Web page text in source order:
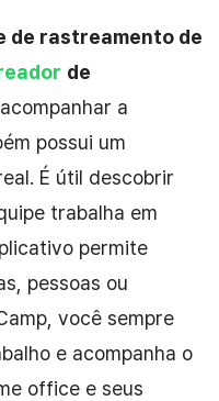
de rastreamento de
de
a
possui um
É útil descobrir
trabalha em
permite
pessoas ou
você sempre
e acompanha o
office e seus